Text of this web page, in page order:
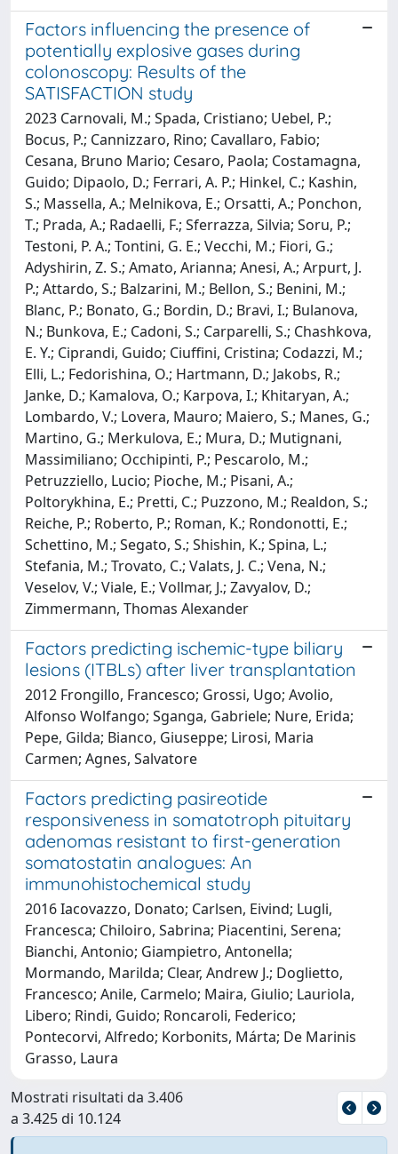
Factors influencing the presence of
potentially explosive gases during
colonoscopy: Results of the
SATISFACTION study
2023 Carnovali, M.; Spada, Cristiano; Uebel, P.;
Bocus, P.; Cannizzaro, Rino; Cavallaro, Fabio;
Cesana, Bruno Mario; Cesaro, Paola; Costamagna,
Guido; Dipaolo, D.; Ferrari, A. P.; Hinkel, C.; Kashin,
S.; Massella, A.; Melnikova, E.; Orsatti, A.; Ponchon,
T.; Prada, A.; Radaelli, F.; Sferrazza, Silvia; Soru, P.;
Testoni, P. A.; Tontini, G. E.; Vecchi, M.; Fiori, G.;
Adyshirin, Z. S.; Amato, Arianna; Anesi, A.; Arpurt, J.
P.; Attardo, S.; Balzarini, M.; Bellon, S.; Benini, M.;
Blanc, P.; Bonato, G.; Bordin, D.; Bravi, I.; Bulanova,
N.; Bunkova, E.; Cadoni, S.; Carparelli, S.; Chashkova,
E. Y.; Ciprandi, Guido; Ciuffini, Cristina; Codazzi, M.;
Elli, L.; Fedorishina, O.; Hartmann, D.; Jakobs, R.;
Janke, D.; Kamalova, O.; Karpova, I.; Khitaryan, A.;
Lombardo, V.; Lovera, Mauro; Maiero, S.; Manes, G.;
Martino, G.; Merkulova, E.; Mura, D.; Mutignani,
Massimiliano; Occhipinti, P.; Pescarolo, M.;
Petruzziello, Lucio; Pioche, M.; Pisani, A.;
Poltorykhina, E.; Pretti, C.; Puzzono, M.; Realdon, S.;
Reiche, P.; Roberto, P.; Roman, K.; Rondonotti, E.;
Schettino, M.; Segato, S.; Shishin, K.; Spina, L.;
Stefania, M.; Trovato, C.; Valats, J. C.; Vena, N.;
Veselov, V.; Viale, E.; Vollmar, J.; Zavyalov, D.;
Zimmermann, Thomas Alexander
Factors predicting ischemic-type biliary
lesions (ITBLs) after liver transplantation
2012 Frongillo, Francesco; Grossi, Ugo; Avolio,
Alfonso Wolfango; Sganga, Gabriele; Nure, Erida;
Pepe, Gilda; Bianco, Giuseppe; Lirosi, Maria
Carmen; Agnes, Salvatore
Factors predicting pasireotide
responsiveness in somatotroph pituitary
adenomas resistant to first-generation
somatostatin analogues: An
immunohistochemical study
2016 Iacovazzo, Donato; Carlsen, Eivind; Lugli,
Francesca; Chiloiro, Sabrina; Piacentini, Serena;
Bianchi, Antonio; Giampietro, Antonella;
Mormando, Marilda; Clear, Andrew J.; Doglietto,
Francesco; Anile, Carmelo; Maira, Giulio; Lauriola,
Libero; Rindi, Guido; Roncaroli, Federico;
Pontecorvi, Alfredo; Korbonits, Márta; De Marinis
Grasso, Laura
Mostrati risultati da 3.406
a 3.425 di 10.124